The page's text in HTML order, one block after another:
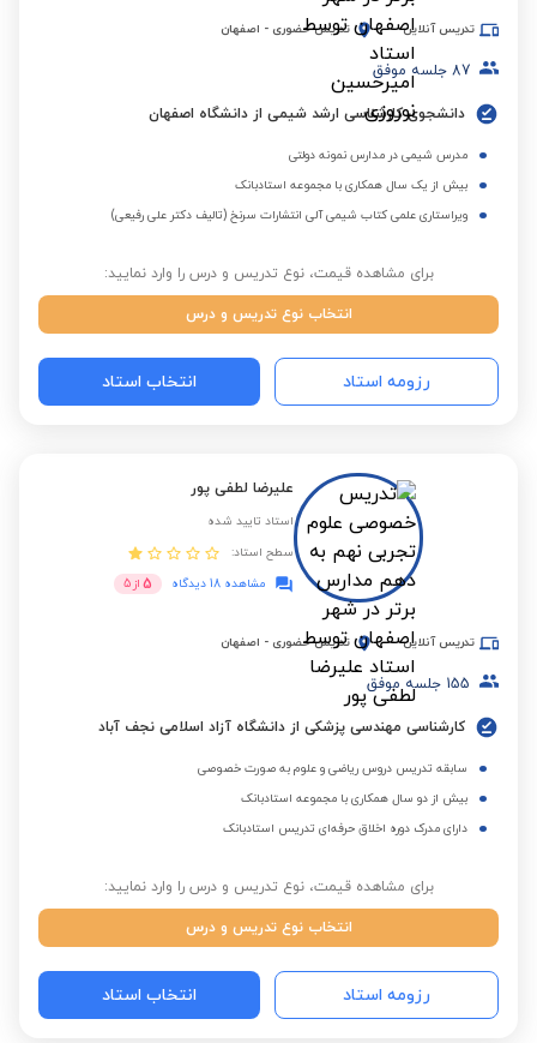
تدریس آنلاین تدریس حضوری - اصفهان
87 جلسه موفق
دانشجوی کارشناسی ارشد شیمی از دانشگاه اصفهان
مدرس شیمی در مدارس نمونه دولتی
بیش از یک سال همکاری با مجموعه استادبانک
ویراستاری علمی کتاب شیمی آلی انتشارات سرنخ (تالیف دکتر علی رفیعی)
برای مشاهده قیمت، نوع تدریس و درس را وارد نمایید:
انتخاب نوع تدریس و درس
رزومه استاد انتخاب استاد
علیرضا لطفی پور
استاد تایید شده
سطح استاد:
مشاهده 18 دیدگاه
5 از 5
تدریس آنلاین تدریس حضوری - اصفهان
155 جلسه موفق
کارشناسی مهندسی پزشکی از دانشگاه آزاد اسلامی نجف آباد
سابقه تدریس دروس ریاضی و علوم به صورت خصوصی
بیش از دو سال همکاری با مجموعه استادبانک
دارای مدرک دوره اخلاق حرفه‌ای تدریس استادبانک
برای مشاهده قیمت، نوع تدریس و درس را وارد نمایید:
انتخاب نوع تدریس و درس
رزومه استاد انتخاب استاد